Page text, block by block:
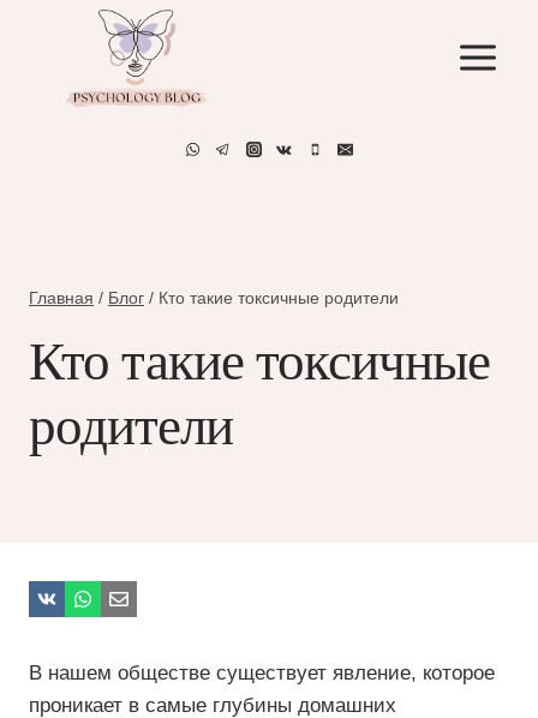
содержимому
Главная / Блог / Кто такие токсичные родители
Кто такие токсичные
родители
В нашем обществе существует явление, которое
проникает в самые глубины домашних